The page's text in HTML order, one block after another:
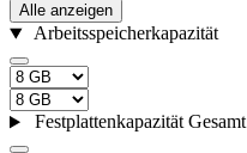
Alle anzeigen
Arbeitsspeicherkapazität
Festplattenkapazität Gesamt